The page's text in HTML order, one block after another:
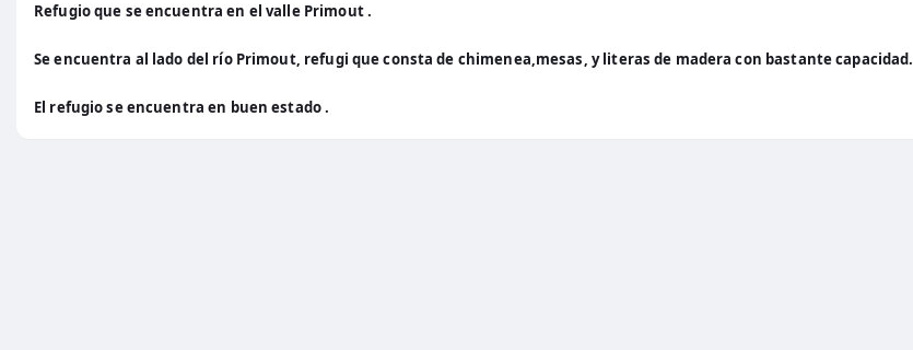
Refugio que se encuentra en el valle Primout .
Se encuentra al lado del río Primout, refugi que consta de chimenea,mesas, y literas de madera con bastante capacidad.
El refugio se encuentra en buen estado .